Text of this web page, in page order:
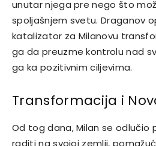
unutar njega pre nego što
spoljašnjem svetu.Draganov
katalizator za Milanovu
ga da preuzme kontrolu nad
ga ka pozitivnim ciljevima.
Transformacija i
Od tog dana, Milan se odlučio
raditi na svojoj zemlji,